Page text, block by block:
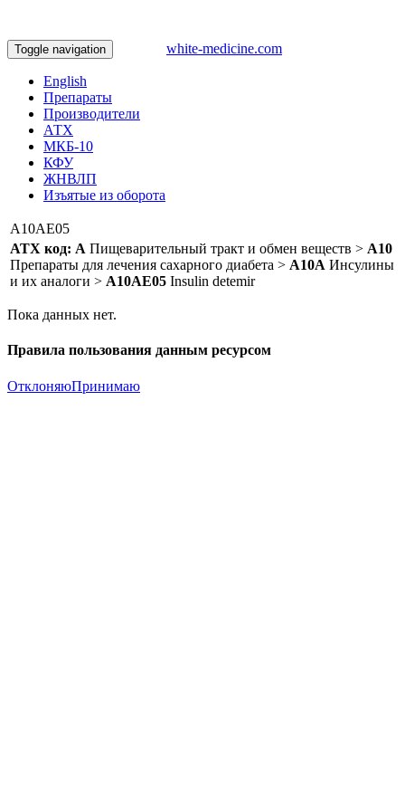
Toggle navigation white-medicine.com
English
Препараты
Производители
АТХ
МКБ-10
КФУ
ЖНВЛП
Изъятые из оборота
A10AE05
АТХ код: A Пищеварительный тракт и обмен веществ > A10
Препараты для лечения сахарного диабета > A10A Инсулины
и их аналоги > A10AE05 Insulin detemir
Пока данных нет.
Правила пользования данным ресурсом
ОтклоняюПринимаю